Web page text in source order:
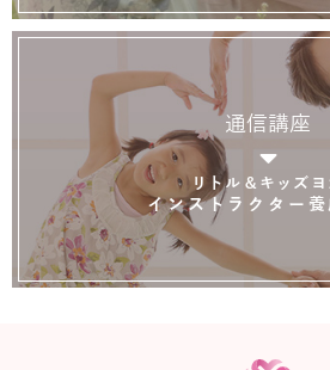
通信講座
リトル＆キッズヨ
インストラクター養